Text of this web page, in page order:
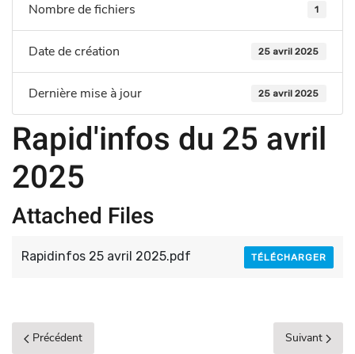
Nombre de fichiers 1
Date de création 25 avril 2025
Dernière mise à jour 25 avril 2025
Rapid'infos du 25 avril
2025
Attached Files
Rapidinfos 25 avril 2025.pdf TÉLÉCHARGER
Précédent Suivant